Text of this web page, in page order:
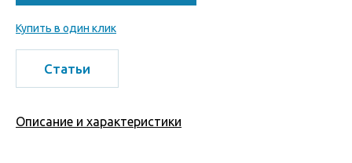
Купить в один клик
Статьи
Описание и характеристики